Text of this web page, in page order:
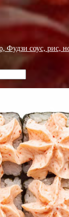
Фудзи соус, рис,